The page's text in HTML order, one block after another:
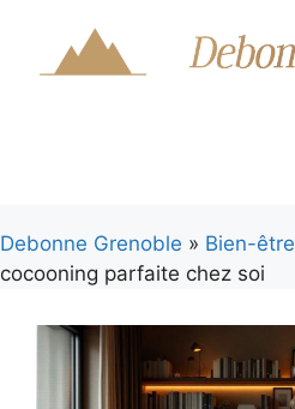
contenu
Debonne Grenoble » Bien-être
cocooning parfaite chez soi